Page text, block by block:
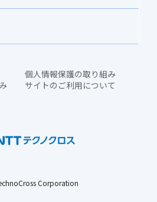
個人情報保護の取り組み
サイトのご利用について
Corporation